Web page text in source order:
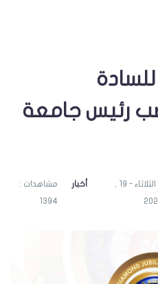
للسادة
رئيس جامعة
أخبار مشاهدات :
1394